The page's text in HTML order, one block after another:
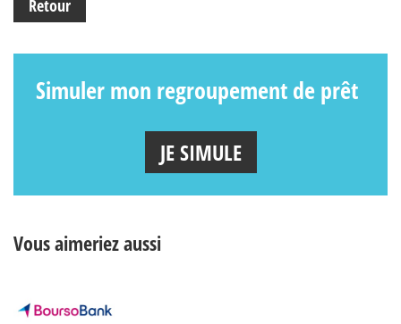
Retour
Simuler mon regroupement de prêt
JE SIMULE
Vous aimeriez aussi